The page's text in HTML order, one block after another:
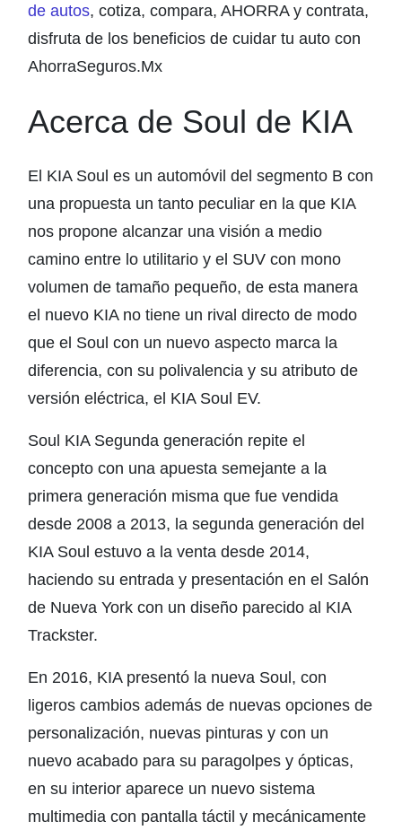
de autos, cotiza, compara, AHORRA y contrata,
disfruta de los beneficios de cuidar tu auto con
AhorraSeguros.Mx
Acerca de Soul de KIA
El KIA Soul es un automóvil del segmento B con
una propuesta un tanto peculiar en la que KIA
nos propone alcanzar una visión a medio
camino entre lo utilitario y el SUV con mono
volumen de tamaño pequeño, de esta manera
el nuevo KIA no tiene un rival directo de modo
que el Soul con un nuevo aspecto marca la
diferencia, con su polivalencia y su atributo de
versión eléctrica, el KIA Soul EV.
Soul KIA Segunda generación repite el
concepto con una apuesta semejante a la
primera generación misma que fue vendida
desde 2008 a 2013, la segunda generación del
KIA Soul estuvo a la venta desde 2014,
haciendo su entrada y presentación en el Salón
de Nueva York con un diseño parecido al KIA
Trackster.
En 2016, KIA presentó la nueva Soul, con
ligeros cambios además de nuevas opciones de
personalización, nuevas pinturas y con un
nuevo acabado para su paragolpes y ópticas,
en su interior aparece un nuevo sistema
multimedia con pantalla táctil y mecánicamente